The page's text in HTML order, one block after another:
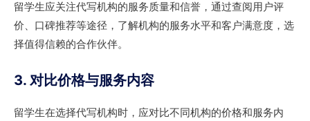
留学生应关注代写机构的服务质量和信誉，通过查阅用户评
价、口碑推荐等途径，了解机构的服务水平和客户满意度，选
择值得信赖的合作伙伴。
3. 对比价格与服务内容
留学生在选择代写机构时，应对比不同机构的价格和服务内